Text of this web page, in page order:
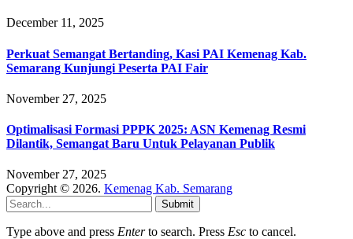
December 11, 2025
Perkuat Semangat Bertanding, Kasi PAI Kemenag Kab.
Semarang Kunjungi Peserta PAI Fair
November 27, 2025
Optimalisasi Formasi PPPK 2025: ASN Kemenag Resmi
Dilantik, Semangat Baru Untuk Pelayanan Publik
November 27, 2025
Copyright © 2026. Kemenag Kab. Semarang
Submit
Type above and press Enterto search. Press Esc to cancel.